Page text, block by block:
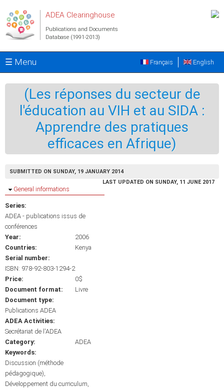
ADEA Clearinghouse
Publications and Documents
Database (1991-2013)
☰ Menu English
Français
(Les réponses du secteur de
l'éducation au VIH et au SIDA :
Apprendre des pratiques
efficaces en Afrique)
SUBMITTED ON SUNDAY, 19 JANUARY 2014
LAST UPDATED ON SUNDAY, 11 JUNE 2017
Hide
General informations
Series:
ADEA - publications issus de
conférences
Year:
2006
Countries:
Kenya
Serial number:
ISBN: 978-92-803-1294-2
Price:
0$
Document format:
Livre
Document type:
Publications ADEA
ADEA Activities:
Secrétariat de l'ADEA
Category:
ADEA
Keywords:
Discussion (méthode
pédagogique)
Développement du curriculum